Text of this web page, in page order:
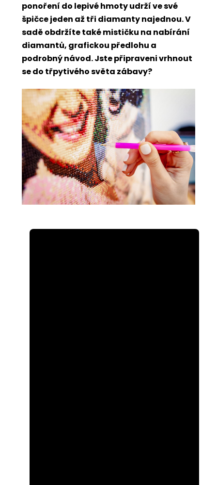
ponoření do lepivé hmoty udrží ve své
špičce jeden až tři diamanty najednou. V
sadě obdržíte také mističku na nabírání
diamantů, grafickou předlohu a
podrobný návod. Jste připraveni vrhnout
se do třpytivého světa zábavy?